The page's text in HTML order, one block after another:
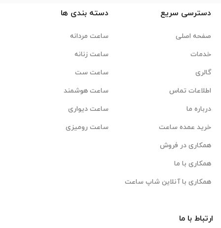
دسترسی سریع
صفحه اصلی
خدمات
گالری
اطلاعات تماس
درباره ما
خرید عمده ساعت
همکاری در فروش
همکاری با ما
همکاری با آنلاین شاپ ساعت
دسته بندی ها
ساعت مردانه
ساعت زنانه
ساعت ست
ساعت هوشمند
ساعت دیواری
ساعت رومیزی
ارتباط با ما